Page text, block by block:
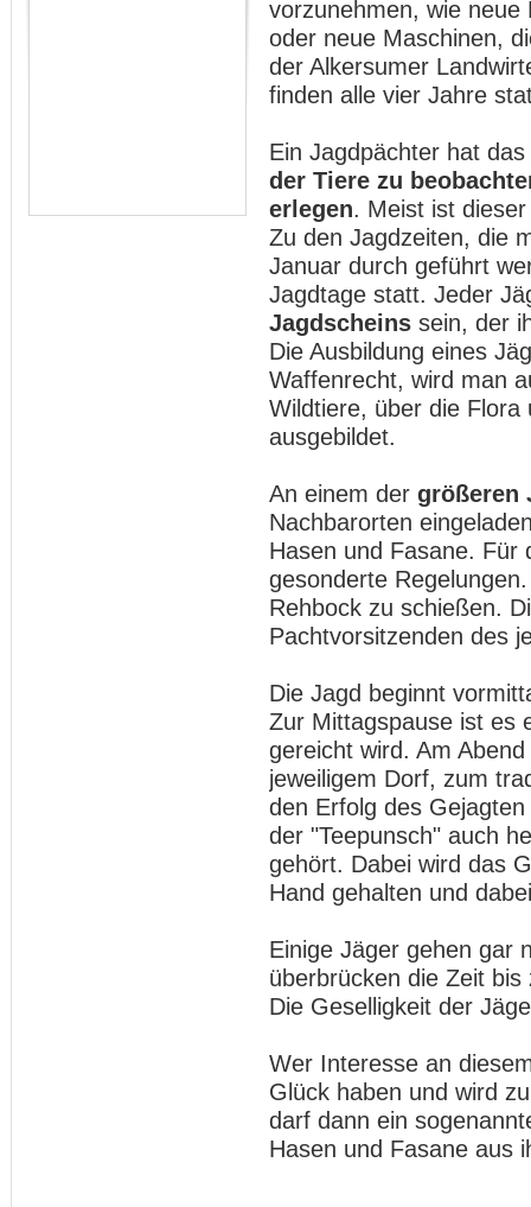
vorzunehmen, wie
oder neue Maschinen,
der Alkersumer
finden alle vier Jahre
Ein Jagdpächter hat
der Tiere zu
erlegen. Meist ist
Zu den Jagdzeiten, die
Januar durch geführt
Jagdtage statt. Jeder
Jagdscheins sein, der
Die Ausbildung eines
Waffenrecht, wird man
Wildtiere, über die Flora
ausgebildet.
An einem der größeren
Nachbarorten
Hasen und Fasane. Für
gesonderte
Rehbock zu schießen.
Pachtvorsitzenden des
Die Jagd beginnt
Zur Mittagspause ist es
gereicht wird. Am
jeweiligem Dorf, zum
den Erfolg des
der "Teepunsch" auch
gehört. Dabei wird das
Hand gehalten und
Einige Jäger gehen gar
überbrücken die Zeit
Die Geselligkeit der
Wer Interesse an
Glück haben und wird
darf dann ein
Hasen und Fasane aus